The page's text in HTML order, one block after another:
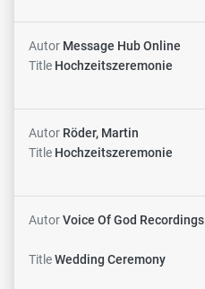
Autor Message Hub Online
Title Hochzeitszeremonie
Autor Röder, Martin
Title Hochzeitszeremonie
AutorVoice Of God Recordings
TitleWedding Ceremony